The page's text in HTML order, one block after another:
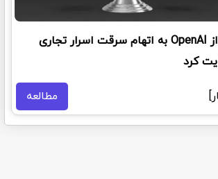
اپل از OpenAI به اتهام سرقت اسرار تجاری
کرد
مطالعه